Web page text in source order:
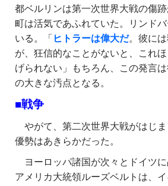
都ベルリンは第一次世界大戦の傷跡
町は活気であふれていた。リンド
いる。「 ヒトラーは偉大だ。彼に
が、狂信的なことがないと、これ
げられない」もちろん、この発言
の大きな汚点となる。
■戦争
やがて、第二次世界大戦がはじ
優勢はあきらかだった。
ヨーロッパ諸国が次々とドイツに
アメリカ大統領ルーズベルトは、